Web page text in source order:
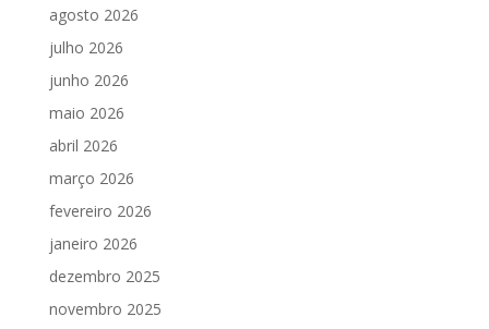
agosto 2026
julho 2026
junho 2026
maio 2026
abril 2026
março 2026
fevereiro 2026
janeiro 2026
dezembro 2025
novembro 2025